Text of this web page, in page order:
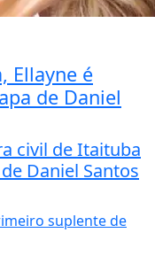
Ellayne é
de Daniel
civil de Itaituba
Daniel Santos